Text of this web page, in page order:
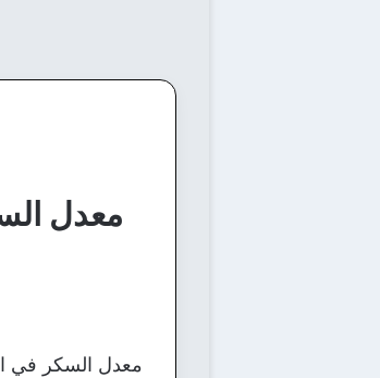
معدل
معدل السكر في